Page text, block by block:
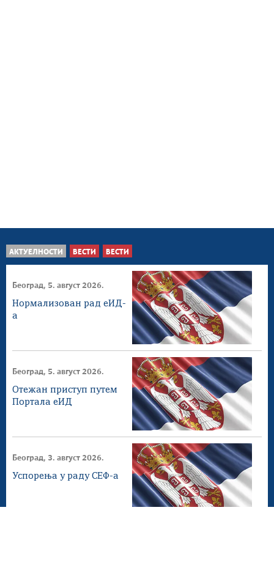
АКТУЕЛНОСТИ ВЕСТИ ВЕСТИ
Београд, 5. август 2026.
Нормализован рад еИД-
а
Београд, 5. август 2026.
Отежан приступ путем
Портала еИД
Београд, 3. август 2026.
Успорења у раду СЕФ-а